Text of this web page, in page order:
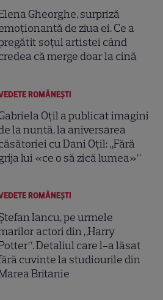
Gheorghe, surpriză
de ziua ei. Ce a
soțul artistei când
că merge doar la cină
ROMÂNEŞTI
Oțil a publicat imagini
la nuntă, la aniversarea
cu Dani Oțil: „Fără
lui «ce o să zică lumea»”
ROMÂNEŞTI
Iancu, pe urmele
actori din „Harry
Detaliul care l-a lăsat
cuvinte la studiourile din
Britanie